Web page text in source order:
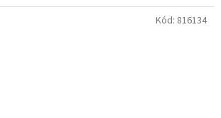
Kód: 816134